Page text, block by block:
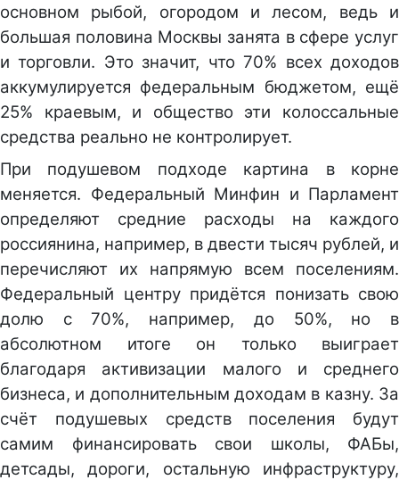
основном рыбой, огородом и лесом, ведь и
большая половина Москвы занята в сфере услуг
и торговли. Это значит, что 70% всех доходов
аккумулируется федеральным бюджетом, ещё
25% краевым, и общество эти колоссальные
средства реально не контролирует.
При подушевом подходе картина в корне
меняется. Федеральный Минфин и Парламент
определяют средние расходы на каждого
россиянина, например, в двести тысяч рублей, и
перечисляют их напрямую всем поселениям.
Федеральный центру придётся понизать свою
долю с 70%, например, до 50%, но в
абсолютном итоге он только выиграет
благодаря активизации малого и среднего
бизнеса, и дополнительным доходам в казну. За
счёт подушевых средств поселения будут
самим финансировать свои школы, ФАБы,
детсады, дороги, остальную инфраструктуру,